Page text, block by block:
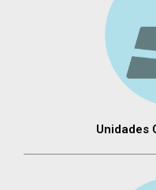
Unidades